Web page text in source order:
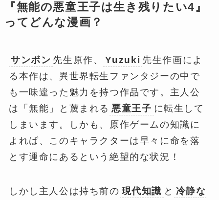
『無能の悪童王子は生き残りたい4』
ってどんな漫画？
サンボン 先生原作、 Yuzuki 先生作画によ
る本作は、異世界転生ファンタジーの中で
も一味違った魅力を持つ作品です。主人公
は「無能」と蔑まれる 悪童王子 に転生して
しまいます。しかも、原作ゲームの知識に
よれば、このキャラクターは早々に命を落
とす運命にあるという絶望的な状況！
しかし主人公は持ち前の 現代知識 と 冷静な